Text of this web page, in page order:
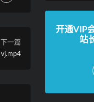
下一篇
开通VIP
站